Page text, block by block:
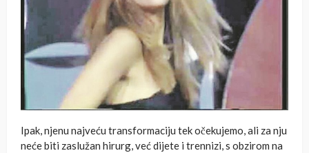
Ipak, njenu najveću transformaciju tek očekujemo, ali za nju
neće biti zaslužan hirurg, već dijete i trennizi, s obzirom na